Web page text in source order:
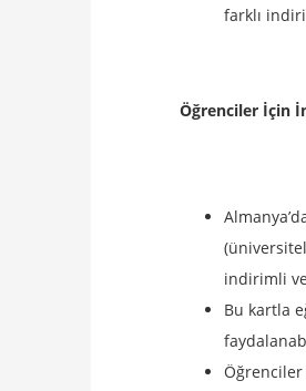
farklı
Öğrenciler İçin
indirimli
Bu kartla